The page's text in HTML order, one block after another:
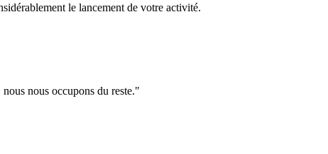
le lancement de votre activité.
nous occupons du reste."